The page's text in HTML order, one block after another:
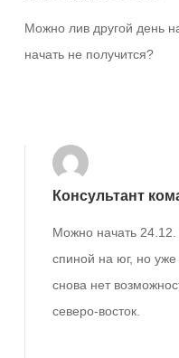
Можно лив другой день
начать не получится?
Консультант
Можно начать
спиной на юг, но уже
снова нет
северо-восток.